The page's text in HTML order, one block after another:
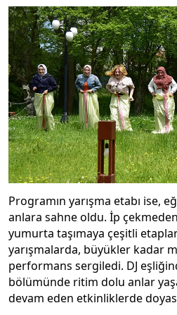
Programın yarışma etabı ise,
anlara sahne oldu. İp
yumurta taşımaya çeşitli
yarışmalarda, büyükler kadar
performans sergiledi. DJ
bölümünde ritim dolu anlar
devam eden etkinliklerde